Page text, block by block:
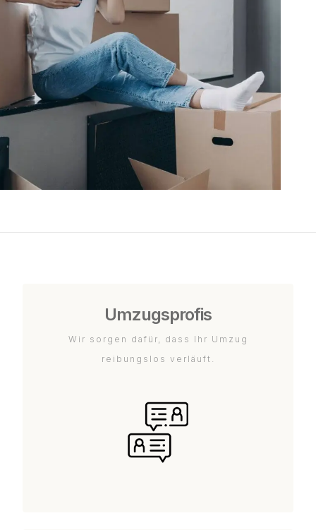
Umzugsprofis
Wir sorgen dafür, dass Ihr Umzug
reibungslos verläuft.